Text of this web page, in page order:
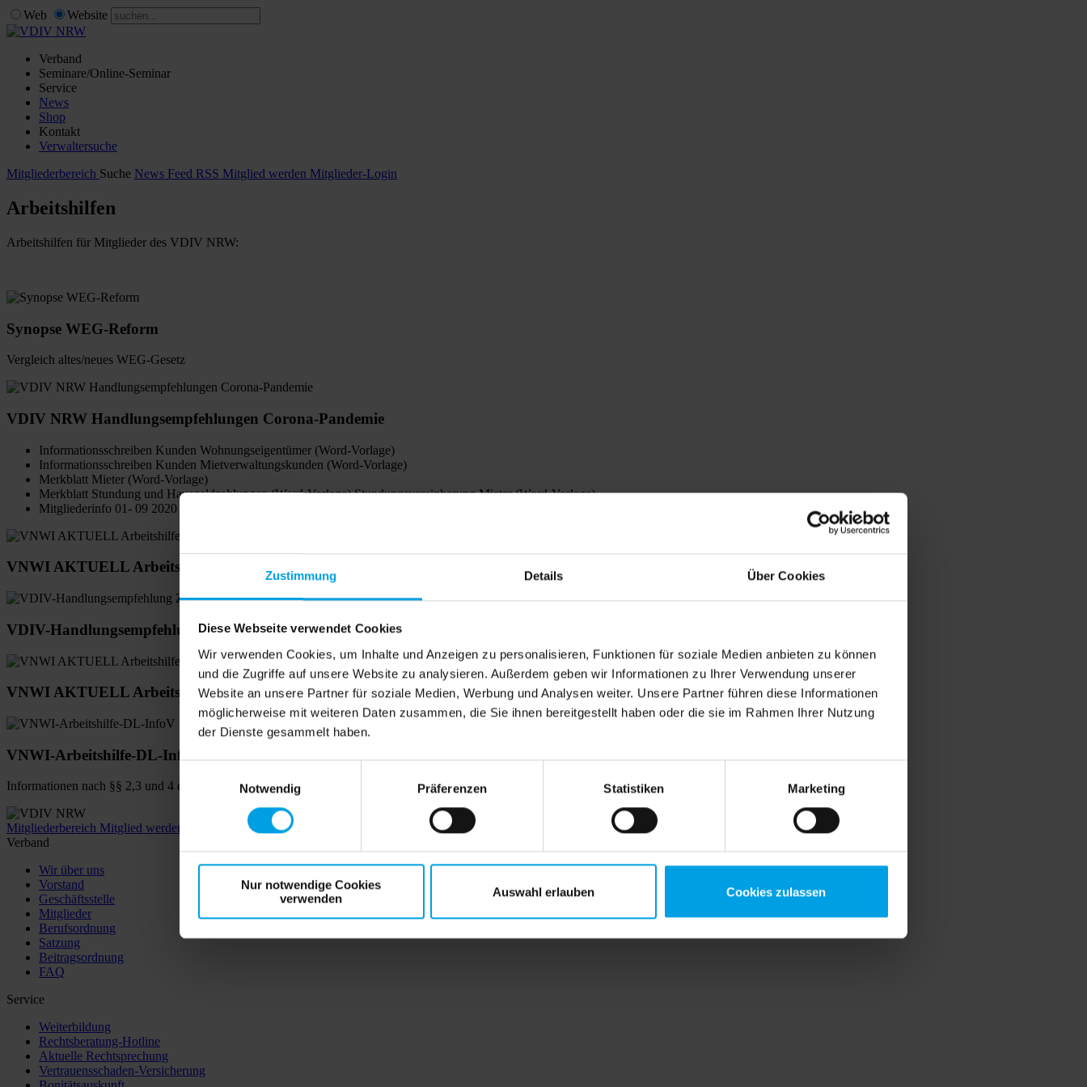
Zustimmung Details Über Cookies
Diese Webseite verwendet Cookies
Wir verwenden Cookies, um Inhalte und Anzeigen zu personalisieren, Funktionen für soziale Medien anbieten zu können
und die Zugriffe auf unsere Website zu analysieren. Außerdem geben wir Informationen zu Ihrer Verwendung unserer
Website an unsere Partner für soziale Medien, Werbung und Analysen weiter. Unsere Partner führen diese Informationen
möglicherweise mit weiteren Daten zusammen, die Sie ihnen bereitgestellt haben oder die sie im Rahmen Ihrer Nutzung
der Dienste gesammelt haben.
Notwendig
Präferenzen Statistiken Marketing
Nur notwendige Cookies
verwenden
Auswahl erlauben Cookies zulassen
Web Website
Verband
Seminare/Online-Seminar
Service
News
Shop
Kontakt
Verwaltersuche
Mitgliederbereich Suche News Feed RSS Mitglied werden Mitglieder-Login
Arbeitshilfen
Arbeitshilfen für Mitglieder des VDIV NRW:
Synopse WEG-Reform
Vergleich altes/neues WEG-Gesetz
VDIV NRW Handlungsempfehlungen Corona-Pandemie
Informationsschreiben Kunden Wohnungseigentümer (Word-Vorlage)
Informationsschreiben Kunden Mietverwaltungskunden (Word-Vorlage)
Merkblatt Mieter (Word-Vorlage)
Merkblatt Stundung und Hausgeldzahlungen (Word-Vorlage) Stundungsvereinbarung Mieter (Word-Vorlage)
Mitgliederinfo 01- 09 2020
VNWI AKTUELL Arbeitshilfe Vertretungshandbuch
VDIV-Handlungsempfehlung Zensus & Mustertexte
VNWI AKTUELL Arbeitshilfe Formularsammlung Datenschutz 5/2019
VNWI-Arbeitshilfe-DL-InfoV
Informationen nach §§ 2,3 und 4 der Dienstleistungsinformationspflichten-Verordnung
Mitgliederbereich Mitglied werden
Verband
Wir über uns
Vorstand
Geschäftsstelle
Mitglieder
Berufsordnung
Satzung
Beitragsordnung
FAQ
Service
Weiterbildung
Rechtsberatung-Hotline
Aktuelle Rechtsprechung
Vertrauensschaden-Versicherung